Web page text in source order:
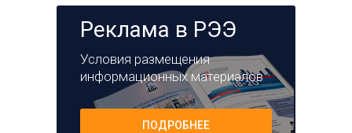
Реклама в РЭЭ
Условия размещения
информационных материалов
ПОДРОБНЕЕ